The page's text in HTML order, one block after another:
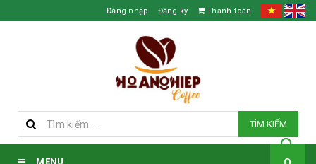
Đăng nhập Đăng ký Thanh toán
TÌM KIẾM
MENU